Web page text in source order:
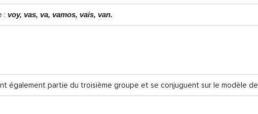
: voy, vas, va, vamos, vais, van.
également partie du troisième groupe et se conjuguent sur le modèle de